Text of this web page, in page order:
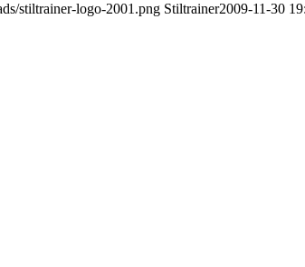
stiltrainer-logo-2001.png Stiltrainer2009-11-30